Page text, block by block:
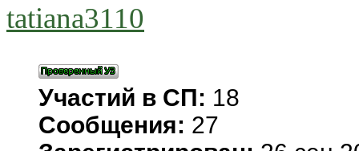
tatiana3110
Участий в СП: 18
Сообщения: 27